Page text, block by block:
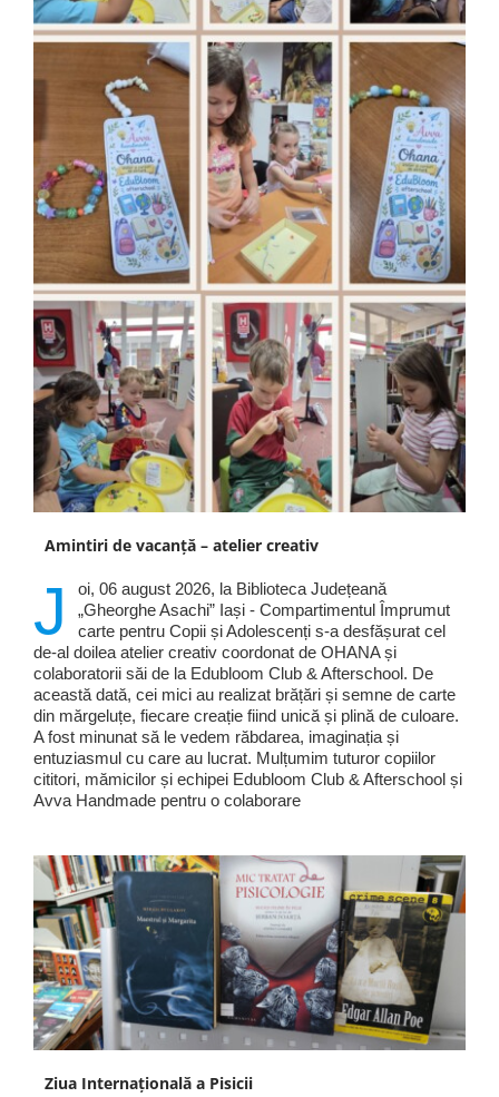
Amintiri de vacanță – atelier creativ
J
oi, 06 august 2026, la Biblioteca Județeană
„Gheorghe Asachi” Iași - Compartimentul Împrumut
carte pentru Copii și Adolescenți s-a desfășurat cel
de-al doilea atelier creativ coordonat de OHANA și
colaboratorii săi de la Edubloom Club & Afterschool. De
această dată, cei mici au realizat brățări și semne de carte
din mărgeluțe, fiecare creație fiind unică și plină de culoare.
A fost minunat să le vedem răbdarea, imaginația și
entuziasmul cu care au lucrat. Mulțumim tuturor copiilor
cititori, mămicilor și echipei Edubloom Club & Afterschool și
Avva Handmade pentru o colaborare
Ziua Internațională a Pisicii